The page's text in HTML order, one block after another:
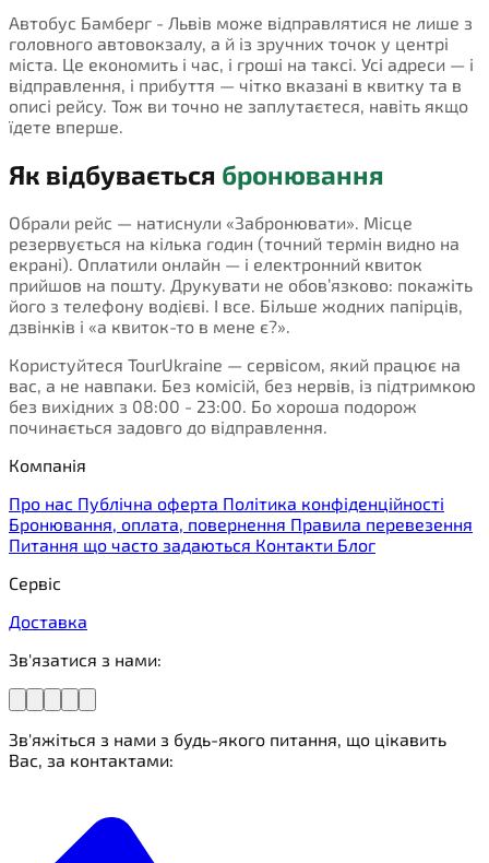
Автобус Бамберг - Львів може відправлятися не лише з
головного автовокзалу, а й із зручних точок у центрі
міста. Це економить і час, і гроші на таксі. Усі адреси — і
відправлення, і прибуття — чітко вказані в квитку та в
описі рейсу. Тож ви точно не заплутаєтеся, навіть якщо
їдете вперше.
Як відбувається бронювання
Обрали рейс — натиснули «Забронювати». Місце
резервується на кілька годин (точний термін видно на
екрані). Оплатили онлайн — і електронний квиток
прийшов на пошту. Друкувати не обов’язково: покажіть
його з телефону водієві. І все. Більше жодних папірців,
дзвінків і «а квиток-то в мене є?».
Користуйтеся TourUkraine — сервісом, який працює на
вас, а не навпаки. Без комісій, без нервів, із підтримкою
без вихідних з 08:00 - 23:00. Бо хороша подорож
починається задовго до відправлення.
Компанія
Про нас Публічна оферта Політика конфіденційності
Бронювання, оплата, повернення Правила перевезення
Питання що часто задаються Контакти Блог
Сервіс
Доставка
Зв'язатися з нами:
Зв'яжіться з нами з будь-якого питання, що цікавить
Вас, за контактами: